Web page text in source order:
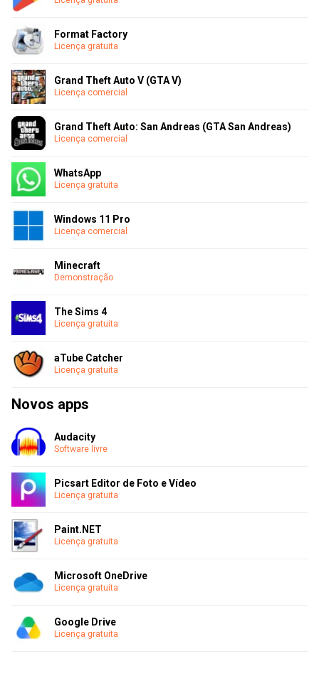
Format Factory
Licença gratuita
Grand Theft Auto V (GTA V)
Licença comercial
Grand Theft Auto: San Andreas (GTA San Andreas)
Licença comercial
WhatsApp
Licença gratuita
Windows 11 Pro
Licença comercial
Minecraft
Demonstração
The Sims 4
Licença gratuita
aTube Catcher
Licença gratuita
Novos apps
Audacity
Software livre
Picsart Editor de Foto e Vídeo
Licença gratuita
Paint.NET
Licença gratuita
Microsoft OneDrive
Licença gratuita
Google Drive
Licença gratuita